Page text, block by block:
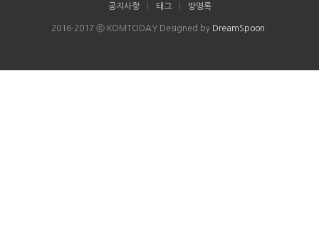
공지사항 태그 방명록
2016-2017 ⓒ KOMTODAY Designed by DreamSpoon